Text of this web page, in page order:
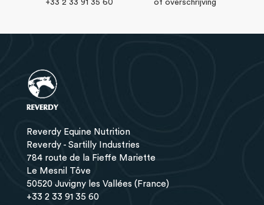
+33 2 33 91 35 60
of overschrijving
Reverdy Equine Nutrition
Reverdy - Sartilly Industries
784 route de la Fieffe Mariette
Le Mesnil Tôve
50520 Juvigny les Vallées (France)
+33 2 33 91 35 60